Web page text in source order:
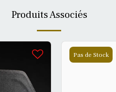
Produits Associés
Pas de Stock